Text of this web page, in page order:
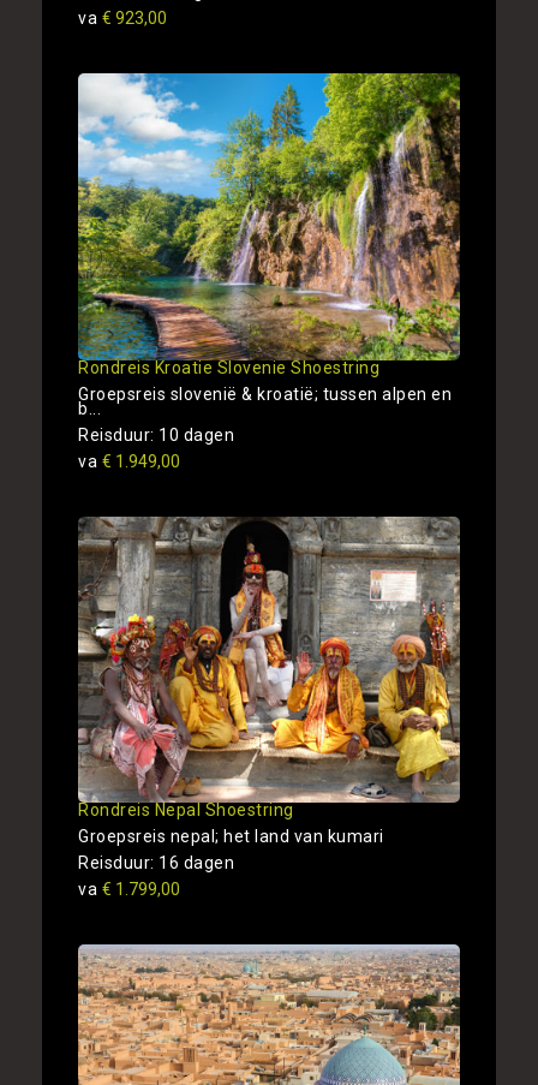
va € 923,00
Rondreis Kroatie Slovenie Shoestring
Groepsreis slovenië & kroatië; tussen alpen en
b...
Reisduur: 10 dagen
va € 1.949,00
Rondreis Nepal Shoestring
Groepsreis nepal; het land van kumari
Reisduur: 16 dagen
va € 1.799,00